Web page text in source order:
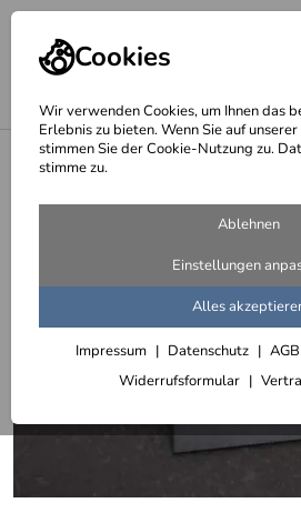
Cookies
Wir verwenden Cookies, um Ihnen das
Erlebnis zu bieten. Wenn Sie auf
stimmen Sie der Cookie-Nutzung zu.
stimme zu.
Ablehnen
Einstellungen
Alles
Impressum Datenschutz AGB
Widerrufsformular
Klingelschilder 80 x 80 mm